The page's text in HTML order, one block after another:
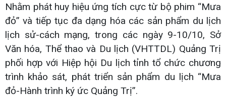
Nhằm phát huy hiệu ứng tích cực từ bộ phim “Mưa
đỏ” và tiếp tục đa dạng hóa các sản phẩm du lịch
lịch sử-cách mạng, trong các ngày 9-10/10, Sở
Văn hóa, Thể thao và Du lịch (VHTTDL) Quảng Trị
phối hợp với Hiệp hội Du lịch tỉnh tổ chức chương
trình khảo sát, phát triển sản phẩm du lịch “Mưa
đỏ-Hành trình ký ức Quảng Trị”.